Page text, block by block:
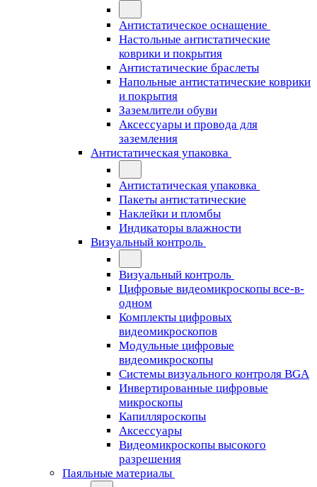
Антистатическое оснащение
Настольные антистатические
коврики и покрытия
Антистатические браслеты
Напольные антистатические коврики
и покрытия
Заземлители обуви
Аксессуары и провода для
заземления
Антистатическая упаковка
Антистатическая упаковка
Пакеты антистатические
Наклейки и пломбы
Индикаторы влажности
Визуальный контроль
Визуальный контроль
Цифровые видеомикроскопы все-в-
одном
Комплекты цифровых
видеомикроскопов
Модульные цифровые
видеомикроскопы
Cистемы визуального контроля BGA
Инвертированные цифровые
микроскопы
Капилляроскопы
Аксессуары
Видеомикроскопы высокого
разрешения
Паяльные материалы